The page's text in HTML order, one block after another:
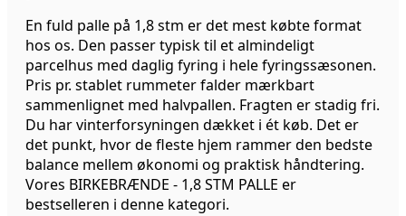
En fuld palle på 1,8 stm er det mest købte format
hos os. Den passer typisk til et almindeligt
parcelhus med daglig fyring i hele fyringssæsonen.
Pris pr. stablet rummeter falder mærkbart
sammenlignet med halvpallen. Fragten er stadig fri.
Du har vinterforsyningen dækket i ét køb. Det er
det punkt, hvor de fleste hjem rammer den bedste
balance mellem økonomi og praktisk håndtering.
Vores BIRKEBRÆNDE - 1,8 STM PALLE er
bestselleren i denne kategori.